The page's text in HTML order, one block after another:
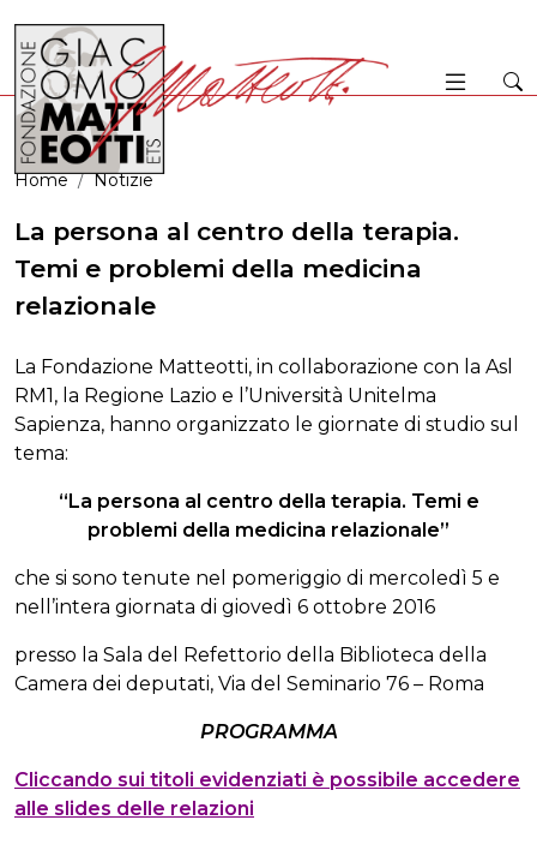
Home Notizie
La persona al centro della terapia.
Temi e problemi della medicina
relazionale
La Fondazione Matteotti, in collaborazione con la Asl
RM1, la Regione Lazio e l’Università Unitelma
Sapienza, hanno organizzato le giornate di studio sul
tema:
“La persona al centro della terapia. Temi e
problemi della medicina relazionale”
che si sono tenute nel pomeriggio di mercoledì 5 e
nell’intera giornata di giovedì 6 ottobre 2016
presso la Sala del Refettorio della Biblioteca della
Camera dei deputati, Via del Seminario 76 – Roma
PROGRAMMA
Cliccando sui titoli evidenziati è possibile accedere
alle slides delle relazioni